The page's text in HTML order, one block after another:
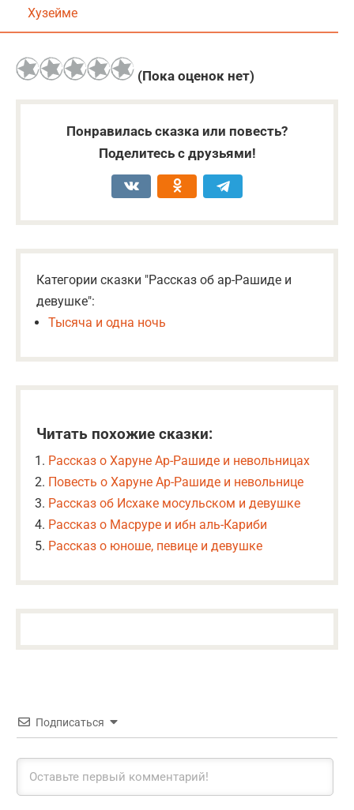
Хузейме
(Пока оценок нет)
Понравилась сказка или повесть?
Поделитесь с друзьями!
Категории сказки "Рассказ об ар-Рашиде и
девушке":
Тысяча и одна ночь
Читать похожие сказки:
Рассказ о Харуне Ар-Рашиде и невольницах
Повесть о Харуне Ар-Рашиде и невольнице
Рассказ об Исхаке мосульском и девушке
Рассказ о Масруре и ибн аль-Кариби
Рассказ о юноше, певице и девушке
Подписаться